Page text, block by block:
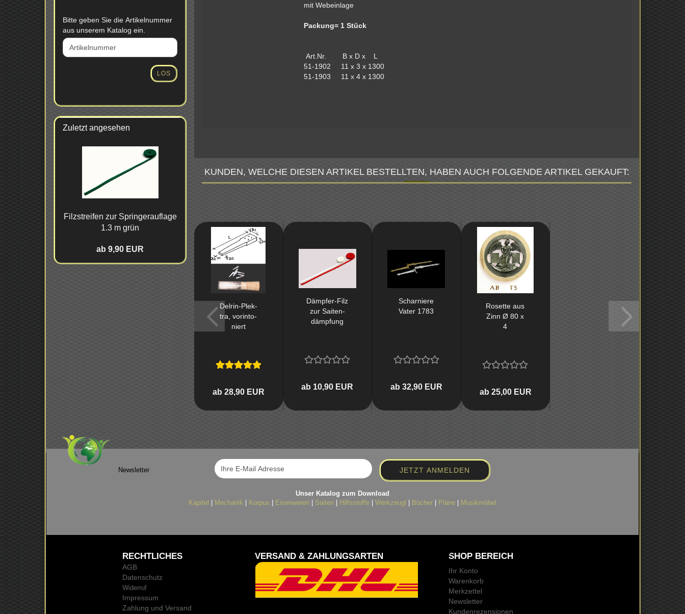
mit Webeinlage
Packung= 1 Stück
Art.Nr. B x D x L
51-1902 11 x 3 x 1300
51-1903 11 x 4 x 1300
KUNDEN, WELCHE DIESEN ARTIKEL BESTELLTEN, HABEN AUCH FOLGENDE ARTIKEL GEKAUFT:
Delrin-​​Plek­
tra, vor­in­to­
niert
ab 28,90 EUR
Dämpfer-​​Filz
zur Sai­ten­
dämp­fung
ab 10,90 EUR
Schar­nie­re
Vater 1783
ab 32,90 EUR
Ro­set­te aus
Zinn Ø 80 x
4
ab 25,00 EUR
BITTE
GEBEN
SIE
DIE
Bitte geben Sie die Artikelnummer
aus unserem Katalog ein.
LOS
Zuletzt angesehen
Filz­strei­fen zur Sprin­ger­auf­la­ge
1.3 m grün
ab 9,90 EUR
Newsletter
Unser Katalog zum Download
Kapitel
Mechanik Korpus Eisenwaren Saiten Hilfsstoffe Werkzeugl Bücher Pläne Musikmöbel
RECHTLICHES
AGB
Datenschutz
Widerruf
Impressum
Zahlung und Versand
VERSAND & ZAHLUNGSARTEN SHOP BEREICH
Ihr Konto
Warenkorb
Merkzettel
Newsletter
Kundenrezensionen